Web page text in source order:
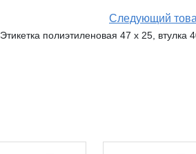
Следующий
Этикетка полиэтиленовая 47 x 25, втулка